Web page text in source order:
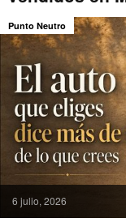
6 julio, 2026
Punto Neutro